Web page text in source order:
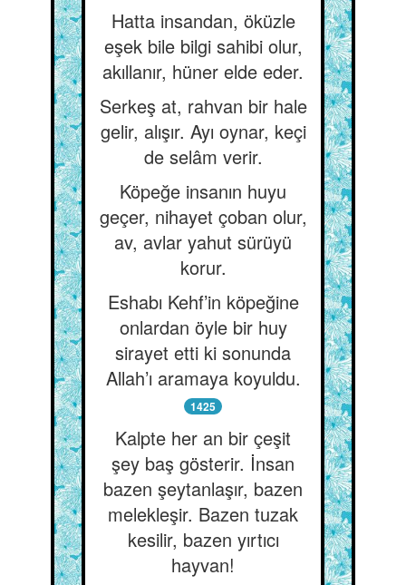
Hatta insandan, öküzle
eşek bile bilgi sahibi olur,
akıllanır, hüner elde eder.
Serkeş at, rahvan bir hale
gelir, alışır. Ayı oynar, keçi
de selâm verir.
Köpeğe insanın huyu
geçer, nihayet çoban olur,
av, avlar yahut sürüyü
korur.
Eshabı Kehf’in köpeğine
onlardan öyle bir huy
sirayet etti ki sonunda
Allah’ı aramaya koyuldu.
1425
Kalpte her an bir çeşit
şey baş gösterir. İnsan
bazen şeytanlaşır, bazen
melekleşir. Bazen tuzak
kesilir, bazen yırtıcı
hayvan!